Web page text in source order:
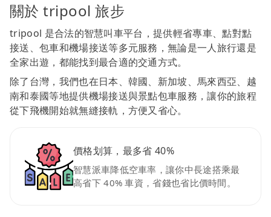
關於 tripool 旅步
tripool 是合法的智慧叫車平台，提供輕省專車、點對點
接送、包車和機場接送等多元服務，無論是一人旅行還是
全家出遊，都能找到最合適的交通方式。
除了台灣，我們也在日本、韓國、新加坡、馬來西亞、越
南和泰國等地提供機場接送與景點包車服務，讓你的旅程
從下飛機開始就無縫接軌，方便又省心。
價格划算，最多省 40%
智慧派車降低空車率，讓你中長途搭乘最
高省下 40% 車資，省錢也省比價時間。